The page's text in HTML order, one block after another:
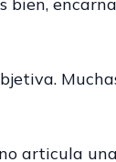
articula